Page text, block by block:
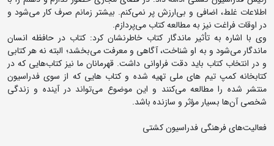
اطلاعات غلط، اضافی و بی‌ارزش پر نمی‌کنم. بیشتر زمانم صرف کار می‌شود و
در اوقات فراغت نیز به مطالعه کتاب می‌پردازم.
وی با اشاره به تأثیر ماندگار کتاب خاطرنشان کرد: کتاب در حافظه انسان
ماندگار می‌شود و به او شناخت، آگاهی و معرفت می‌بخشد؛ البته نه هر کتابی
و در انتخاب کتاب باید دقت فراوانی داشت. قهرمانان ما نیز کتاب‌هایی که در
کتابخانه کمپ تیم های ملی تهیه شده و کتاب هایی که از سوی فدراسیون
منتشر شده را مطالعه می‌کنند و این موضوع می‌تواند در آینده و زندگی
شخصی آن‌ها بسیار مؤثر و سازنده باشد.
فعالیت‌های فرهنگی فدراسیون کشتی